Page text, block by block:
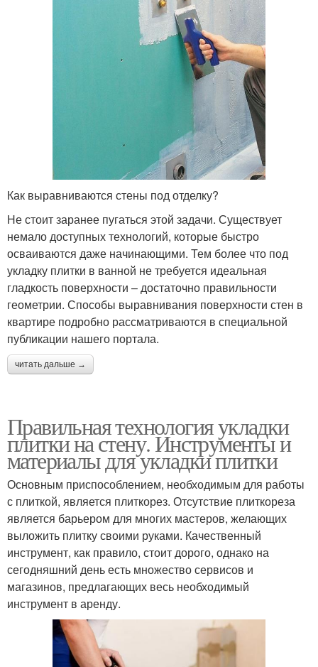
Как выравниваются стены под отделку?
Не стоит заранее пугаться этой задачи. Существует
немало доступных технологий, которые быстро
осваиваются даже начинающими. Тем более что под
укладку плитки в ванной не требуется идеальная
гладкость поверхности – достаточно правильности
геометрии. Способы выравнивания поверхности стен в
квартире подробно рассматриваются в специальной
публикации нашего портала.
читать дальше →
Правильная технология укладки
плитки на стену. Инструменты и
материалы для укладки плитки
Основным приспособлением, необходимым для работы
с плиткой, является плиткорез. Отсутствие плиткореза
является барьером для многих мастеров, желающих
выложить плитку своими руками. Качественный
инструмент, как правило, стоит дорого, однако на
сегодняшний день есть множество сервисов и
магазинов, предлагающих весь необходимый
инструмент в аренду.